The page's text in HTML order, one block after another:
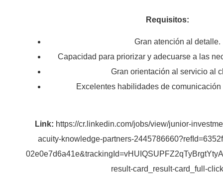
Requisitos:
Gran atención al detalle.
Capacidad para priorizar y adecuarse a las
Gran orientación al servicio al
Excelentes habilidades de
Link: https://cr.linkedin.com/jobs/view/junior-
acuity-knowledge-partners-
result-card_result-card_full-